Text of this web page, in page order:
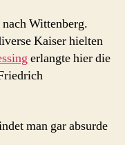
Wittenberg.
Kaiser hielten
erlangte hier die
man gar absurde